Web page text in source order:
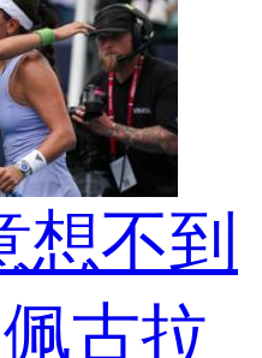
想不到
古拉